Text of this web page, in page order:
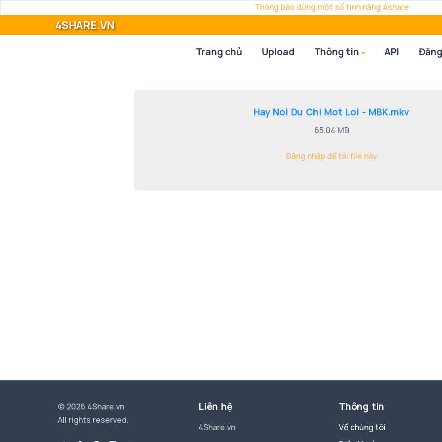
Thông báo dừng một số tính năng 4share
4SHARE.VN
Trang chủ Upload Thông tin API
Hay Noi Du Chi Mot Loi - MBK.mkv
65.04 MB
Đăng nhập để tải file này
© 2026 4Share.vn
All rights reserved.
Liên hệ
4Share.vn
Thông tin
Về chúng tôi